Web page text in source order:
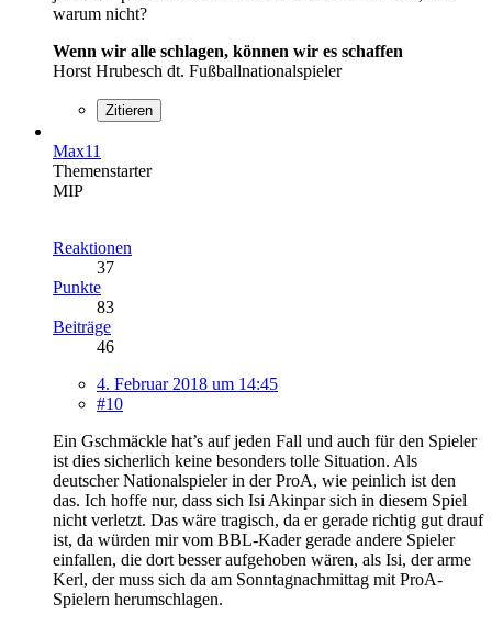
warum nicht?
Wenn wir alle schlagen, können wir es schaffen
Horst Hrubesch dt. Fußballnationalspieler
Zitieren
Max11
Themenstarter
MIP
Reaktionen
37
Punkte
83
Beiträge
46
4. Februar 2018 um 14:45
#10
Ein Gschmäckle hat’s auf jeden Fall und auch für den Spieler
ist dies sicherlich keine besonders tolle Situation. Als
deutscher Nationalspieler in der ProA, wie peinlich ist den
das. Ich hoffe nur, dass sich Isi Akinpar sich in diesem Spiel
nicht verletzt. Das wäre tragisch, da er gerade richtig gut drauf
ist, da würden mir vom BBL-Kader gerade andere Spieler
einfallen, die dort besser aufgehoben wären, als Isi, der arme
Kerl, der muss sich da am Sonntagnachmittag mit ProA-
Spielern herumschlagen.